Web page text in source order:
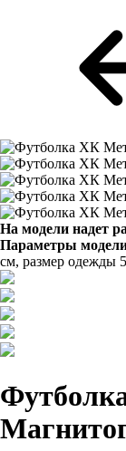
На модели надет
Параметры
см, размер одежды